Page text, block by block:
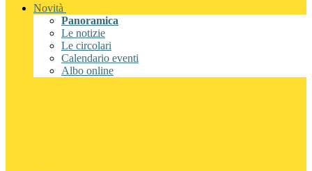
Novità
Panoramica
Le notizie
Le circolari
Calendario eventi
Albo online